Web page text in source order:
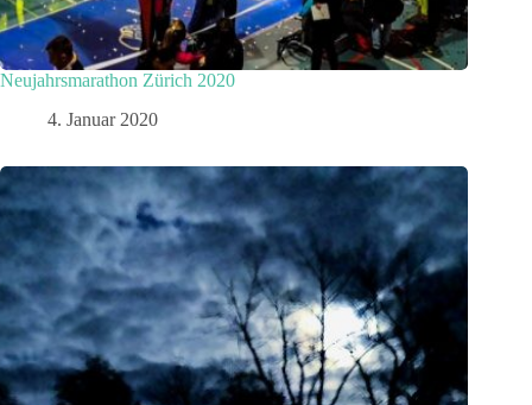
Neujahrsmarathon Zürich 2020
4. Januar 2020